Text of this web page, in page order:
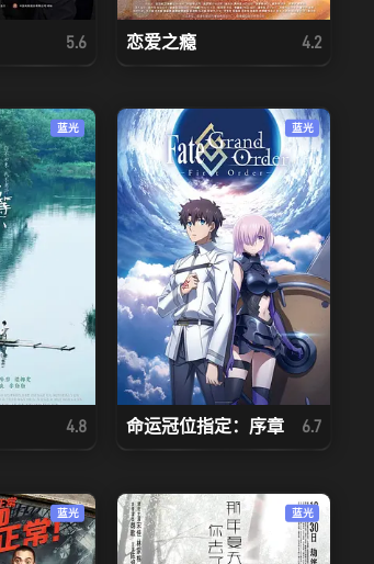
5.6 恋爱之瘾 4.2
蓝光
4.8
蓝光
命运冠位指定：序章 6.7
蓝光 蓝光